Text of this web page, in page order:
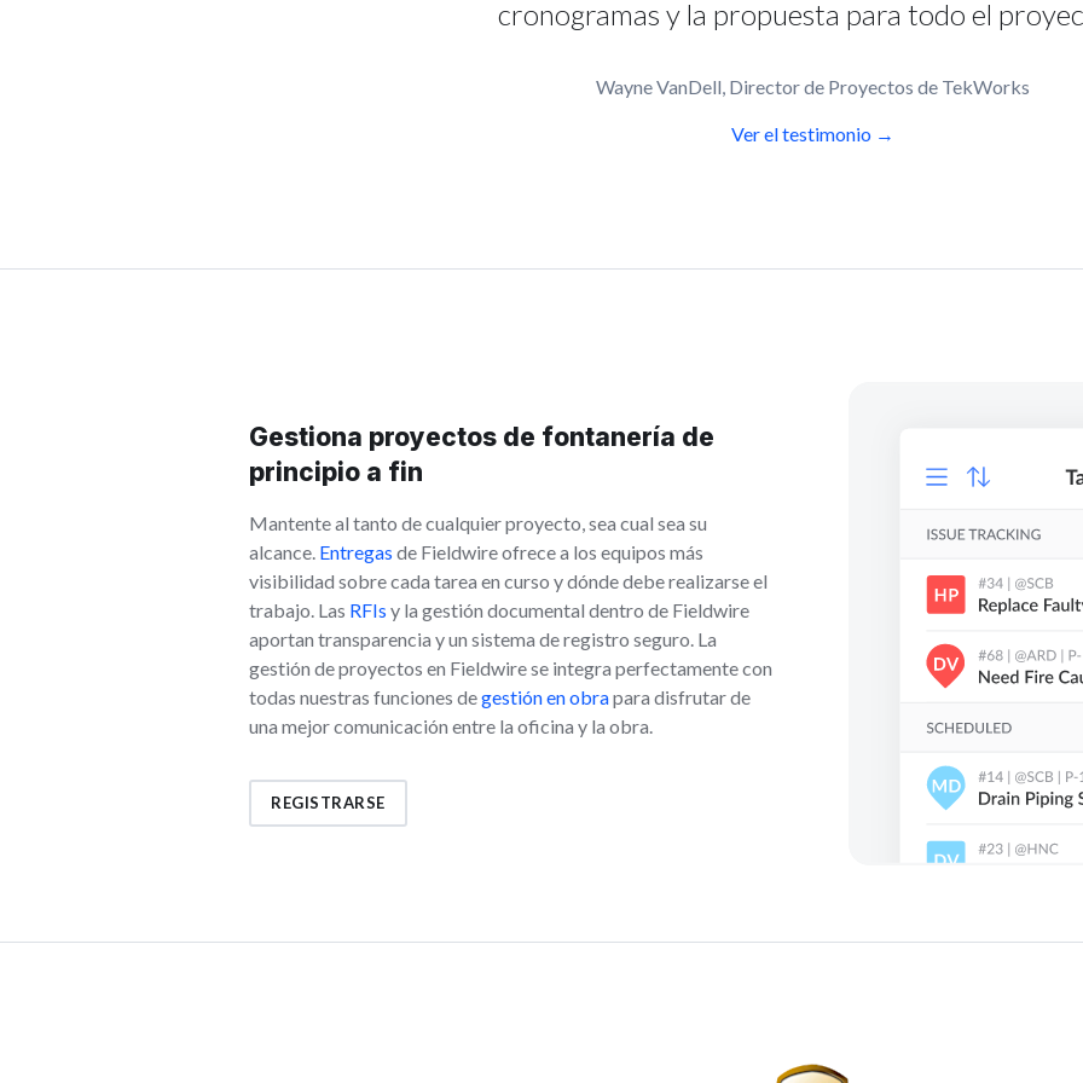
cronogramas y la propuesta para todo el
Wayne VanDell, Director de Proyectos de TekWorks
Ver el testimonio →
Gestiona proyectos de fontanería de
principio a fin
Mantente al tanto de cualquier proyecto, sea cual sea su
alcance. Entregas de Fieldwire ofrece a los equipos más
visibilidad sobre cada tarea en curso y dónde debe realizarse el
trabajo. Las RFIs y la gestión documental dentro de Fieldwire
aportan transparencia y un sistema de registro seguro. La
gestión de proyectos en Fieldwire se integra perfectamente con
todas nuestras funciones degestión en obrapara disfrutar de
una mejor comunicación entre la oficina y la obra.
REGISTRARSE